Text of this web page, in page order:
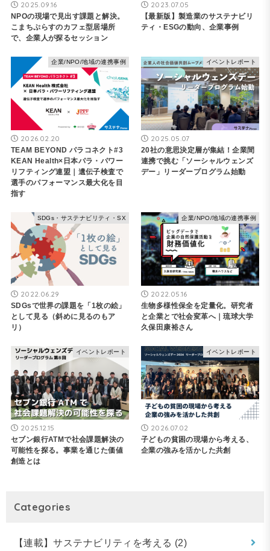
2025.09.16
NPOの現場で見出す課題と解決。
こまちぷらすのカフェ型居場所
で、企業人が探るセッション
2023.07.05
【最新版】製造業のサステナビリ
ティ・ESGの動向、企業事例
企業/NPO/地域の連携事例
2026.02.20
TEAM BEYOND パラコネクト#3
KEAN Health×日本パラ・パワー
リフティング連盟｜遺伝子検査で
選手のパフォーマンス最大化を目
指す
イベントレポート
2025.05.07
20社の意思決定層が集結！企業間
連携で挑む「ソーシャルウェンズ
デー」リーダープログラム始動
SDGs・サステナビリティ・SX
2022.06.29
SDGsで世界の課題を「1枚の絵」
として見る（斜めに見るのもア
リ）
企業/NPO/地域の連携事例
2022.05.16
生物多様性保全を定量化。研究者
と企業とで社会変革へ｜琉球大学
久保田康裕さん
イベントレポート
2025.12.15
セブン銀行ATMで社会課題解決の
可能性を探る。事業を通じた価値
創造とは
イベントレポート
2026.07.02
子どもの貧困の現場から考える、
企業の強みを活かした共創
Categories
【連載】サステナビリティを考える (2)